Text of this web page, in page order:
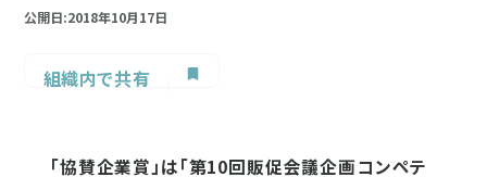
公開日:2018年10月17日
組織内で共有
「協賛企業賞」は「第10回販促会議企画コンペテ